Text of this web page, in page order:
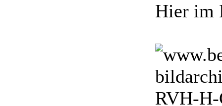
Hier im